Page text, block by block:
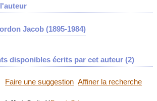
Jacob (1895-1984)
disponibles écrits par cet auteur (2)
Faire une suggestion Affiner la recherche